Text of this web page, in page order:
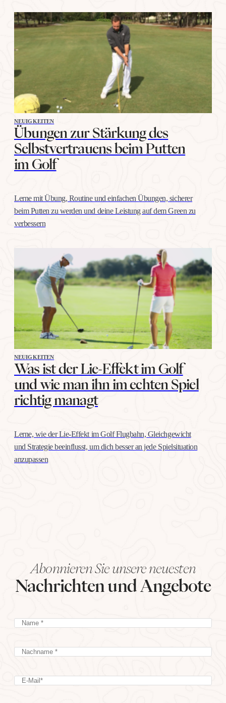
NEUIGKEITEN
Übungen zur Stärkung des
Selbstvertrauens beim Putten
im Golf
Lerne mit Übung, Routine und einfachen Übungen, sicherer
beim Putten zu werden und deine Leistung auf dem Green zu
verbessern
NEUIGKEITEN
Was ist der Lie-Effekt im Golf
und wie man ihn im echten Spiel
richtig managt
Lerne, wie der Lie-Effekt im Golf Flugbahn, Gleichgewicht
und Strategie beeinflusst, um dich besser an jede Spielsituation
anzupassen
Abonnieren Sie unsere neuesten
Nachrichten und Angebote